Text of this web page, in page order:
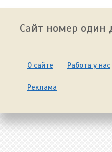
Сайт номер один
О сайте Работа у нас
Реклама